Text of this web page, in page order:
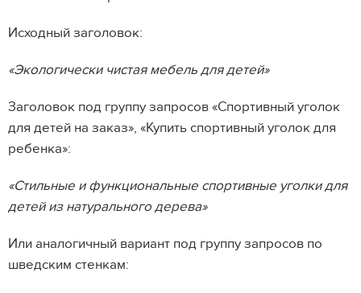
Исходный заголовок:
«Экологически чистая мебель для детей»
Заголовок под группу запросов «Спортивный уголок
для детей на заказ», «Купить спортивный уголок для
ребенка»:
«Стильные и функциональные спортивные уголки для
детей из натурального дерева»
Или аналогичный вариант под группу запросов по
шведским стенкам: